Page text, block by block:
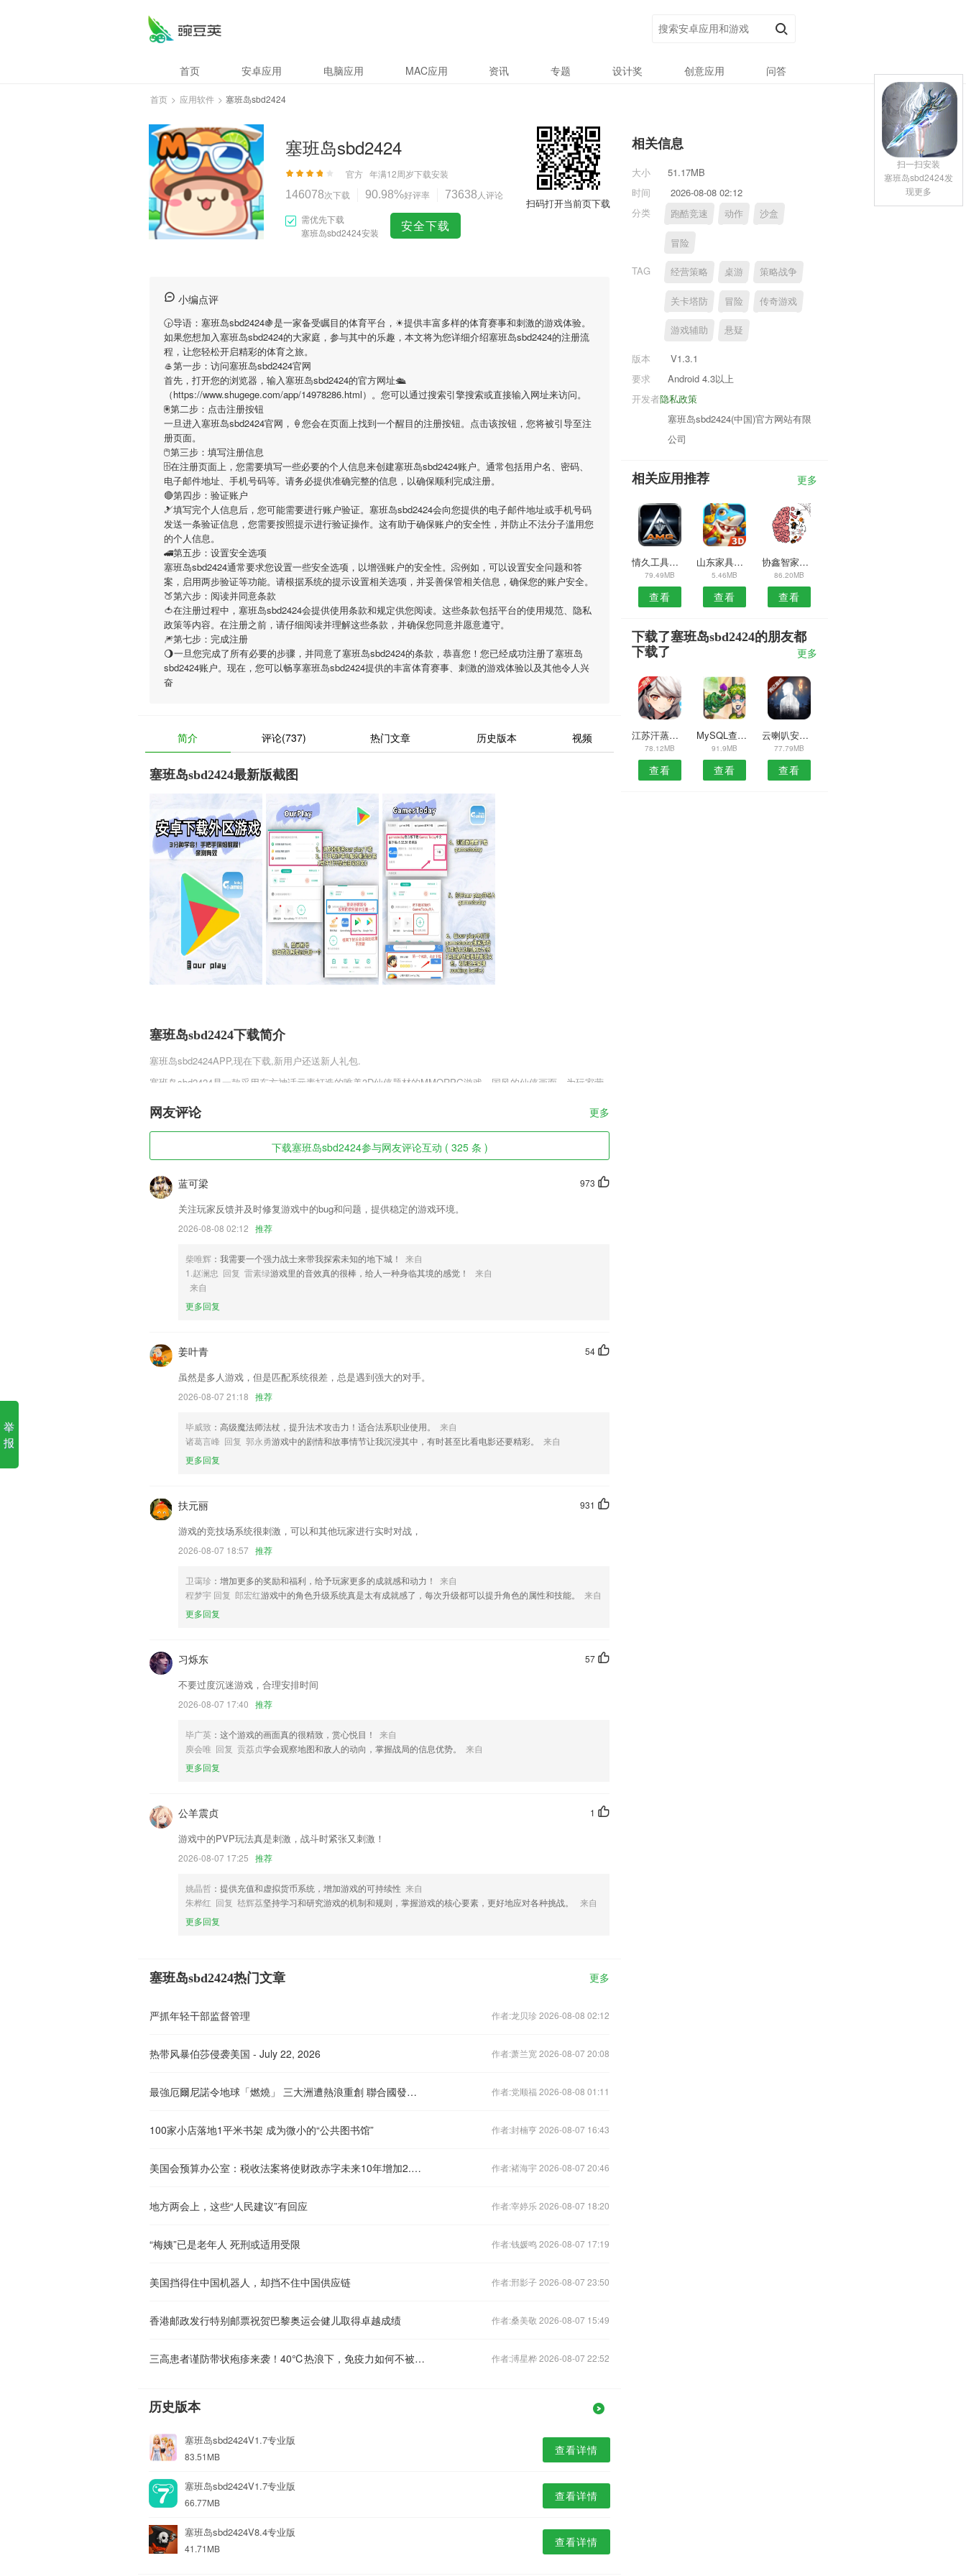
首页 安卓应用 电脑应用 MAC应用 资讯 专题 设计奖 创意应用 问答
首页 > 应用软件 > 塞班岛sbd2424
塞班岛sbd2424
官方 年满12周岁下载安装
146078次下载 90.98%好评率 73638 人评论
需优先下载
塞班岛sbd2424安装
安全下载
扫码打开当前页下载
小编点评
🕞导语： 塞班岛sbd2424🍇是一家备受瞩目的体育平台，☀提供丰富多样的体育赛事和刺激的游戏体验。
如果您想加入 塞班岛sbd2424的大家庭，参与其中的乐趣，本文将为您详细介绍塞班岛sbd2424的注册流
程，让您轻松开启精彩的体育之旅。
🥌第一步：访问塞班岛sbd2424官网
首先，打开您的浏览器，输入 塞班岛sbd2424的官方网址🛳
（https://www.shugege.com/app/14978286.html）。您可以通过搜索引擎搜索或直接输入网址来访问。
🖲第二步：点击注册按钮
一旦进入 塞班岛sbd2424官网，🍦您会在页面上找到一个醒目的注册按钮。点击该按钮，您将被引导至注
册页面。
🖱第三步：填写注册信息
🗄在注册页面上，您需要填写一些必要的个人信息来创建塞班岛sbd2424账户。通常包括用户名、密码、
电子邮件地址、手机号码等。请务必提供准确完整的信息，以确保顺利完成注册。
🔴第四步：验证账户
🎿填写完个人信息后，您可能需要进行账户验证。 塞班岛sbd2424会向您提供的电子邮件地址或手机号码
发送一条验证信息，您需要按照提示进行验证操作。这有助于确保账户的安全性，并防止不法分子滥用您
的个人信息。
🚄第五步：设置安全选项
塞班岛sbd2424通常要求您设置一些安全选项，以增强账户的安全性。📀例如，可以设置安全问题和答
案，启用两步验证等功能。请根据系统的提示设置相关选项，并妥善保管相关信息，确保您的账户安全。
🍑第六步：阅读并同意条款
🍅在注册过程中， 塞班岛sbd2424会提供使用条款和规定供您阅读。这些条款包括平台的使用规范、隐私
政策等内容。在注册之前，请仔细阅读并理解这些条款，并确保您同意并愿意遵守。
🎆第七步：完成注册
🌖一旦您完成了所有必要的步骤，并同意了塞班岛sbd2424的条款，恭喜您！您已经成功注册了塞班岛
sbd2424账户。现在，您可以畅享塞班岛sbd2424提供的丰富体育赛事、刺激的游戏体验以及其他令人兴
奋
简介 评论(737) 热门文章 历史版本 视频
塞班岛sbd2424最新版截图
塞班岛sbd2424下载简介
塞班岛sbd2424APP,现在下载,新用户还送新人礼包.
塞班岛sbd2424是一款采用东方神话元素打造的唯美3D仙侠题材的MMORPG游戏，国风的仙侠画面，为玩家营
最新的粒子UI技术，为角色穿戴上多种不同的服饰，古典的服饰，带你进入玄幻的古典世界，空灵的背景音乐，
塞班岛sbd2424软件特色
1,覆盖银行业法律法规与综合能力，个人理财等全部科目的题库。
2,随时随地管理2265用户的智能设备，家中状态尽在掌握。
3,【设置假密码】
5,有任何的问题可以第一时间在线沟通解决，可以很好的方便2265患者与医生直接手机在线进行互动。
6,文档电子化
1.·汇聚全国著名教授，95%的985高校入驻
2.操作界面非常简洁，能使学生学习更容易，更方便，提高学习感
3.成绩查询，成绩一出，我就知道
5.各种感兴趣的教学视频，内容多种多样，还有完整的分类。
6.·可根据每个用户的复习行为算法检验出用户对知识的记忆程度，从而制定科学的记忆规划，让你高效抗遗忘
增加话题功能，可推荐书籍，还可求取好书推荐
改进速绘。
解决设置中 API 入口丢失问题
修复已知 bug
以帮助我们更好的对产品进行优化修改。
网友评论 更多
下载塞班岛sbd2424参与网友评论互动 ( 325 条 )
973
蓝可梁
关注玩家反馈并及时修复游戏中的bug和问题，提供稳定的游戏环境。
2026-08-08 02:12 推荐
柴唯辉 ：我需要一个强力战士来带我探索未知的地下城！
来自
1.赵澜忠 回复 雷素绿游戏里的音效真的很棒，给人一种身临其境的感觉！
来自
来自
更多回复
54
姜叶青
虽然是多人游戏，但是匹配系统很差，总是遇到强大的对手。
2026-08-07 21:18 推荐
毕威致 ：高级魔法师法杖，提升法术攻击力！适合法系职业使用。
来自
诸葛言峰 回复 郭永勇游戏中的剧情和故事情节让我沉浸其中，有时甚至比看电影还要精彩。
来自
更多回复
931
扶元丽
游戏的竞技场系统很刺激，可以和其他玩家进行实时对战，
2026-08-07 18:57 推荐
卫霭珍 ：增加更多的奖励和福利，给予玩家更多的成就感和动力！
来自
程梦宇 回复 郎宏红游戏中的角色升级系统真是太有成就感了，每次升级都可以提升角色的属性和技能。
来自
更多回复
57
习烁东
不要过度沉迷游戏，合理安排时间
2026-08-07 17:40 推荐
毕广英 ：这个游戏的画面真的很精致，赏心悦目！
来自
庾会唯 回复 贡荔贞学会观察地图和敌人的动向，掌握战局的信息优势。
来自
更多回复
1
公羊震贞
游戏中的PVP玩法真是刺激，战斗时紧张又刺激！
2026-08-07 17:25 推荐
姚晶哲 ：提供充值和虚拟货币系统，增加游戏的可持续性 来自
朱桦红 回复 嵇辉荔坚持学习和研究游戏的机制和规则，掌握游戏的核心要素，更好地应对各种挑战。
来自
更多回复
塞班岛sbd2424热门文章 更多
严抓年轻干部监督管理 作者:龙贝珍 2026-08-08 02:12
热带风暴伯莎侵袭美国 - July 22, 2026 作者:萧兰宽 2026-08-07 20:08
最強厄爾尼諾令地球「燃燒」 三大洲遭熱浪重創 聯合國發出嚴厲警告 作者:党顺福 2026-08-08 01:11
100家小店落地1平米书架 成为微小的“公共图书馆” 作者:封楠亨 2026-08-07 16:43
美国会预算办公室：税收法案将使财政赤字未来10年增加2.4万亿美元 作者:褚海宇 2026-08-07 20:46
地方两会上，这些“人民建议”有回应 作者:宰婷乐 2026-08-07 18:20
“梅姨”已是老年人 死刑或适用受限 作者:钱媛鸣 2026-08-07 17:19
美国挡得住中国机器人，却挡不住中国供应链 作者:邢影子 2026-08-07 23:50
香港邮政发行特别邮票祝贺巴黎奥运会健儿取得卓越成绩 作者:桑美敬 2026-08-07 15:49
三高患者谨防带状疱疹来袭！40℃热浪下，免疫力如何不被拖垮？ 作者:溥星桦 2026-08-07 22:52
历史版本
塞班岛sbd2424V1.7专业版
83.51MB 查看详情
塞班岛sbd2424V1.7专业版
66.77MB 查看详情
塞班岛sbd2424V8.4专业版
41.71MB 查看详情
相关信息
大小
51.17MB
时间
2026-08-08 02:12
分类
跑酷竞速 动作 沙盒
冒险
TAG 经营策略 桌游 策略战争
关卡塔防 冒险 传奇游戏
游戏辅助 悬疑
版本
V1.3.1
要求
Android 4.3以上
隐私政策
开发者
塞班岛sbd2424(中国)官方网站有限
公司
相关应用推荐 更多
情久工具箱软件
79.49MB
查看
山东家具加工安卓版
5.46MB
查看
协鑫智家安卓版
86.20MB
查看
下载了塞班岛sbd2424的朋友都
下载了
更多
江苏汗蒸养生安卓版
78.12MB
查看
MySQL查看安卓版
91.9MB
查看
云喇叭安卓版
77.79MB
查看
扫一扫安装
塞班岛sbd2424发
现更多
举
报